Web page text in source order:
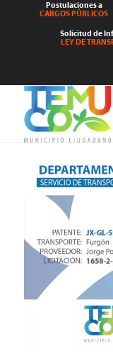
Postulaciones a
CARGOS PÚBLICOS
Solicitud de
LEY DE